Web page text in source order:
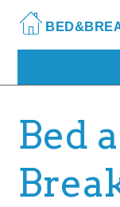
main
Bed